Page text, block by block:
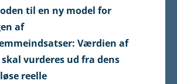
til en ny model for
af
Værdien af
vurderes ud fra dens
reelle